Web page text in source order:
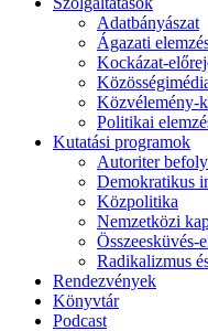
Adatbányászat
Ágazati
Kockázat-
Közvélemény-
Politikai
Kutatási programok
Autoriter
Demokratikus
Közpolitika
Nemzetközi
Összeesküvés-
Radikalizmus
Rendezvények
Könyvtár
Podcast